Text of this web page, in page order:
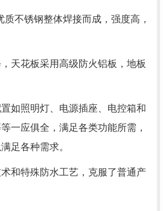
不锈钢整体焊接而成，强度高，
天花板采用高级防火铝板，地板
如照明灯、电源插座、电控箱和
一应俱全，满足各类功能所需，
足各种需求。
和特殊防水工艺，克服了普通产